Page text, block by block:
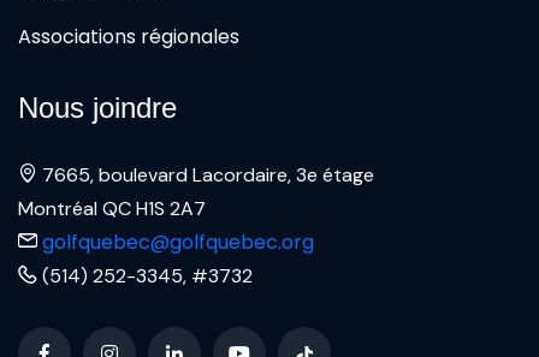
Associations régionales
Nous joindre
7665, boulevard Lacordaire, 3e étage
Montréal QC H1S 2A7
golfquebec@golfquebec.org
(514) 252-3345, #3732